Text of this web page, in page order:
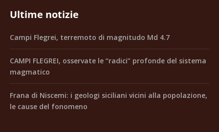
Ultime notizie
Campi Flegrei, terremoto di magnitudo Md 4.7
CAMPI FLEGREI, osservate le “radici” profonde del sistema
magmatico
Frana di Niscemi: i geologi siciliani vicini alla popolazione,
le cause del fonomeno